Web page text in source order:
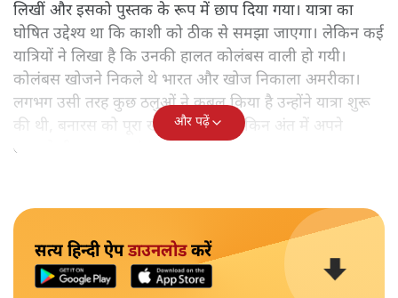
लिखीं और इसको पुस्तक के रूप में छाप दिया गया। यात्रा का
घोषित उद्देश्य था कि काशी को ठीक से समझा जाएगा। लेकिन कई
यात्रियों ने लिखा है कि उनकी हालत कोलंबस वाली हो गयी।
कोलंबस खोजने निकले थे भारत और खोज निकाला अमरीका।
लगभग उसी तरह कुछ ठलुओं ने कुबूल किया है उन्होंने यात्रा शुरू
की थी, बनारस को पूरा खोजने के लिए लेकिन अंत में अपने
आपको ही समझकर संतुष्ट हो गए।
और पढ़ें
सत्य हिन्दी ऐपडाउनलोडकरें